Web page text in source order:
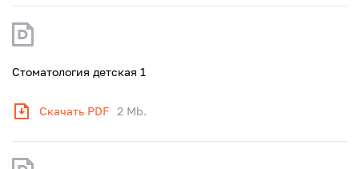
Стоматология детская 1
Скачать PDF 2 Mb.